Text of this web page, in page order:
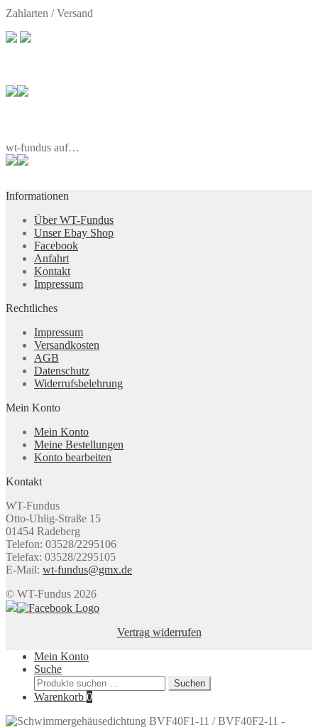
Zahlarten / Versand
wt-fundus auf…
Informationen
Über WT-Fundus
Unser Ebay Shop
Facebook
Anfahrt
Kontakt
Impressum
Rechtliches
Impressum
Versandkosten
AGB
Datenschutz
Widerrufsbelehrung
Mein Konto
Mein Konto
Meine Bestellungen
Konto bearbeiten
Kontakt
WT-Fundus
Otto-Uhlig-Straße 15
01454 Radeberg
Telefon: 03528/2295106
Telefax: 03528/2295105
E-Mail: wt-fundus@gmx.de
© WT-Fundus 2026
Vertrag widerrufen
Mein Konto
Suche
Suchen
nach:
Suchen
Warenkorb 0